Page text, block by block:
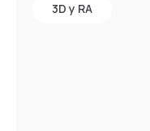
3D y RA